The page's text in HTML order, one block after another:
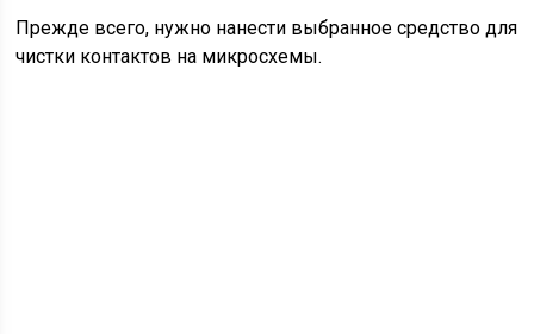
Прежде всего, нужно нанести выбранное средство для
чистки контактов на микросхемы.